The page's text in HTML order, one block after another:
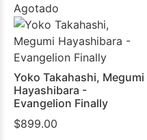
Agotado
Yoko Takahashi, Megumi
Hayashibara -
Evangelion Finally
$899.00